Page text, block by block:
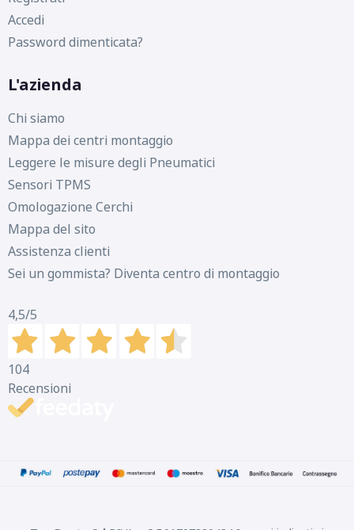
Accedi
Password dimenticata?
L'azienda
Chi siamo
Mappa dei centri montaggio
Leggere le misure degli Pneumatici
Sensori TPMS
Omologazione Cerchi
Mappa del sito
Assistenza clienti
Sei un gommista? Diventa centro di montaggio
4,5/5
104
Recensioni